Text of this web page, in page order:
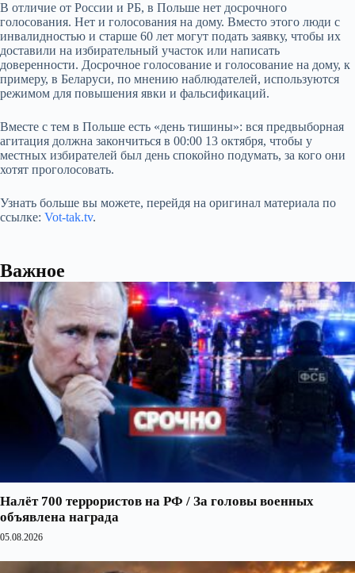
В отличие от России и РБ, в Польше нет досрочного
голосования. Нет и голосования на дому. Вместо этого люди с
инвалидностью и старше 60 лет могут подать заявку, чтобы их
доставили на избирательный участок или написать
доверенности. Досрочное голосование и голосование на дому, к
примеру, в Беларуси, по мнению наблюдателей, используются
режимом для повышения явки и фальсификаций.
Вместе с тем в Польше есть «день тишины»: вся предвыборная
агитация должна закончиться в 00:00 13 октября, чтобы у
местных избирателей был день спокойно подумать, за кого они
хотят проголосовать.
Узнать больше вы можете, перейдя на оригинал материала по
ссылке: Vot-tak.tv.
Важное
Налёт 700 террористов на РФ / За головы военных
объявлена награда
05.08.2026